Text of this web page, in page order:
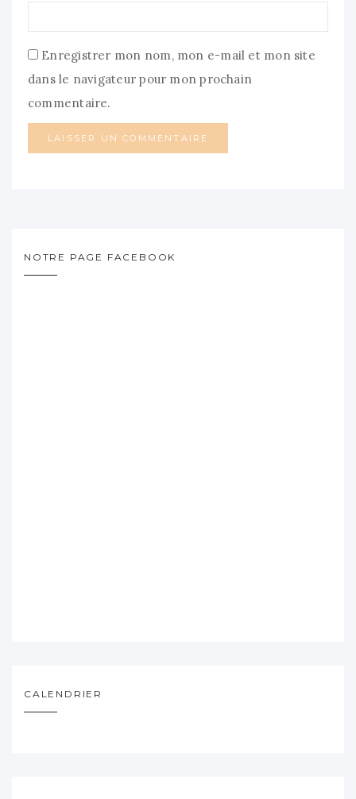
Enregistrer mon nom, mon e-mail et mon site
dans le navigateur pour mon prochain
commentaire.
NOTRE PAGE FACEBOOK
CALENDRIER